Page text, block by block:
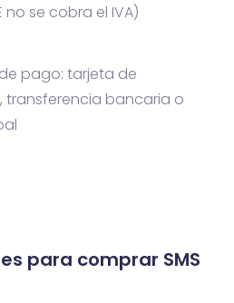
no se cobra el IVA)
pago: tarjeta de
bancaria o
para comprar SMS